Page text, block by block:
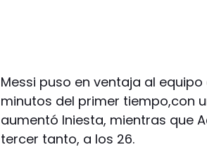
Messi puso en ventaja al equipo
minutos del primer tiempo,con
aumentó Iniesta, mientras que
tercer tanto, a los 26.